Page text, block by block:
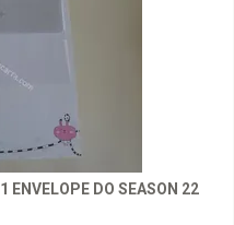
ENVELOPE DO SEASON 22